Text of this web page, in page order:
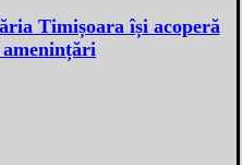
Timișoara își acoperă
amenințări